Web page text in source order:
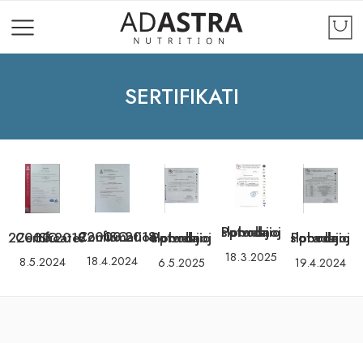
SERTIFIKATI
ISO 22000:2018 Certificate
8.5.2024
ISO 22000:2018 Confirmation
18.4.2024
Potvrda o slobodnoj prodaji
6.5.2025
Potvrda o slobodnoj prodaji
18.3.2025
Potvrda o slobodnoj prodaji
19.4.2024